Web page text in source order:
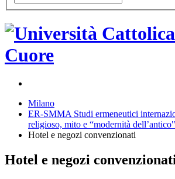
Milano
ER-SMMA Studi ermeneutici
religioso, mito e “modernità dell’antico"
Hotel e negozi convenzionati
Hotel e negozi